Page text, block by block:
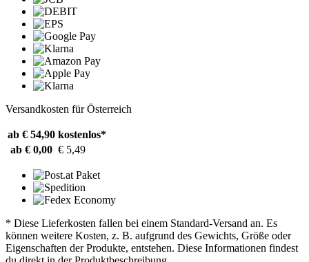
Versandkosten für Österreich
ab € 54,90 kostenlos*
ab € 0,00 € 5,49
* Diese Lieferkosten fallen bei einem Standard-Versand an. Es
können weitere Kosten, z. B. aufgrund des Gewichts, Größe oder
Eigenschaften der Produkte, entstehen. Diese Informationen findest